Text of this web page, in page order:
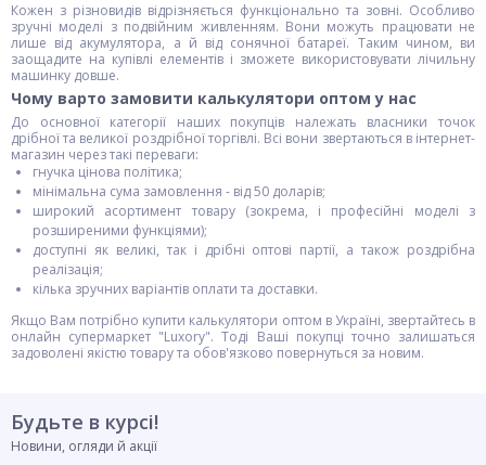
Кожен з різновидів відрізняється функціонально та зовні. Особливо
зручні моделі з подвійним живленням. Вони можуть працювати не
лише від акумулятора, а й від сонячної батареї. Таким чином, ви
заощадите на купівлі елементів і зможете використовувати лічильну
машинку довше.
Чому варто замовити калькулятори оптом у нас
До основної категорії наших покупців належать власники точок
дрібної та великої роздрібної торгівлі. Всі вони звертаються в інтернет-
магазин через такі переваги:
гнучка цінова політика;
мінімальна сума замовлення - від 50 доларів;
широкий асортимент товару (зокрема, і професійні моделі з
розширеними функціями);
доступні як великі, так і дрібні оптові партії, а також роздрібна
реалізація;
кілька зручних варіантів оплати та доставки.
Якщо Вам потрібно купити калькулятори оптом в Україні, звертайтесь в
онлайн супермаркет "Luxory". Тоді Ваші покупці точно залишаться
задоволені якістю товару та обов'язково повернуться за новим.
Будьте в курсі!
Новини, огляди й акції